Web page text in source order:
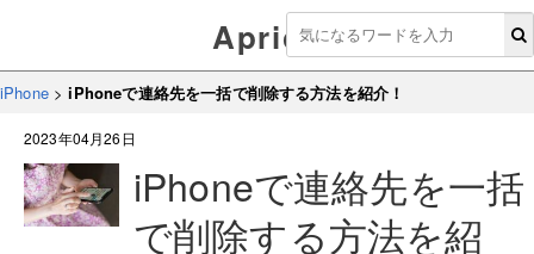
Aprico
iPhone>iPhoneで連絡先を一括で削除する方法を紹介！
2023年04月26日
iPhoneで連絡先を一括
で削除する方法を紹